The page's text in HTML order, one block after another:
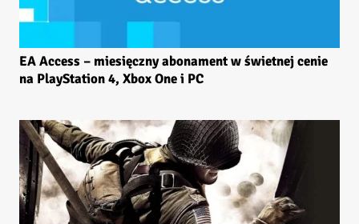
EA Access – miesięczny abonament w świetnej cenie
na PlayStation 4, Xbox One i PC